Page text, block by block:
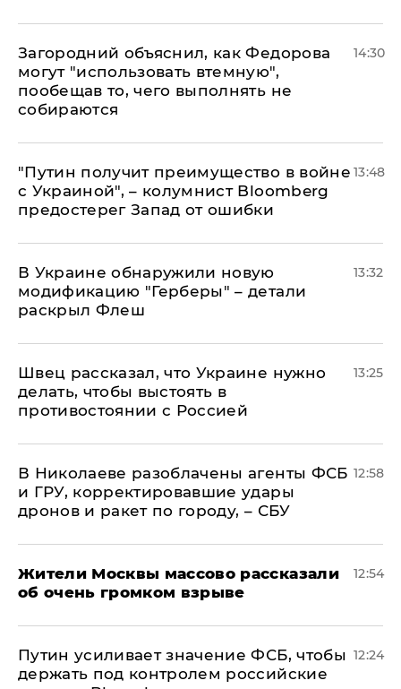
Загородний объяснил, как Федорова
могут "использовать втемную",
пообещав то, чего выполнять не
собираются
14:30
"Путин получит преимущество в войне
с Украиной", – колумнист Bloomberg
предостерег Запад от ошибки
13:48
В Украине обнаружили новую
модификацию "Герберы" – детали
раскрыл Флеш
13:32
Швец рассказал, что Украине нужно
делать, чтобы выстоять в
противостоянии с Россией
13:25
В Николаеве разоблачены агенты ФСБ
и ГРУ, корректировавшие удары
дронов и ракет по городу, – СБУ
12:58
Жители Москвы массово рассказали
об очень громком взрыве
12:54
Путин усиливает значение ФСБ, чтобы
держать под контролем российские
12:24